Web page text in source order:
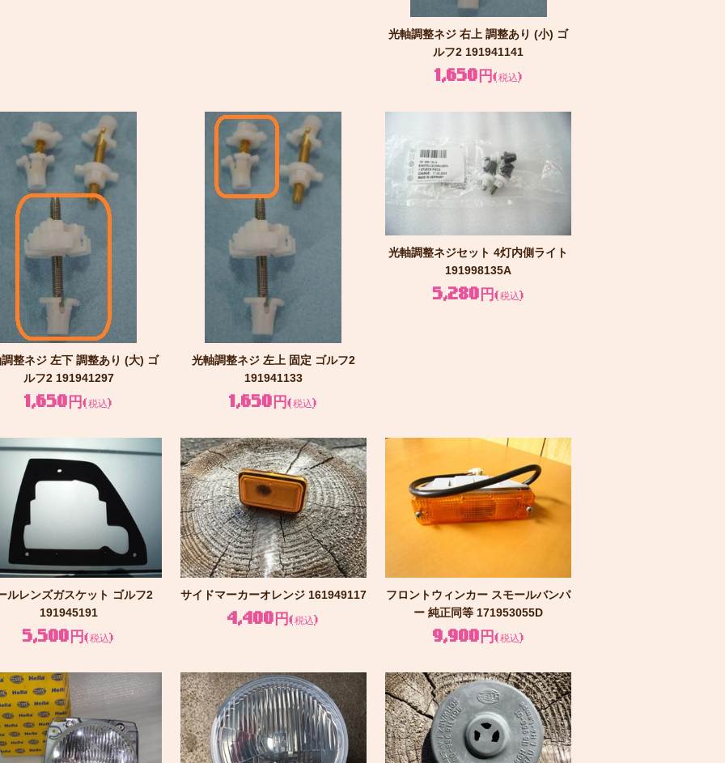
光軸調整ネジ 右上 調整あり (小) ゴ
ルフ2 191941141
1,650円(税込)
整ネジ 左下 調整あり (大) ゴ
ルフ2 191941297
1,650円(税込)
光軸調整ネジ 左上 固定 ゴルフ2
191941133
1,650円(税込)
光軸調整ネジセット 4灯内側ライト
191998135A
5,280円(税込)
ルレンズガスケット ゴルフ2
191945191
5,500円(税込)
サイドマーカーオレンジ 161949117
4,400円(税込)
フロントウィンカー スモールバンパ
ー 純正同等 171953055D
9,900円(税込)